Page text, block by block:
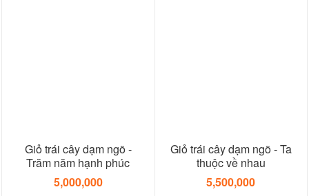
Giỏ trái cây dạm ngõ -
Trăm năm hạnh phúc
5,000,000
Giỏ trái cây dạm ngõ - Ta
thuộc về nhau
5,500,000